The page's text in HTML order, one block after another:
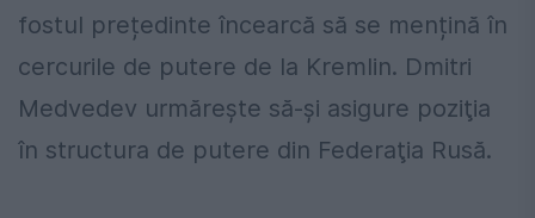
fostul prețedinte încearcă să se mențină în
cercurile de putere de la Kremlin. Dmitri
Medvedev urmărește să-și asigure poziţia
în structura de putere din Federaţia Rusă.